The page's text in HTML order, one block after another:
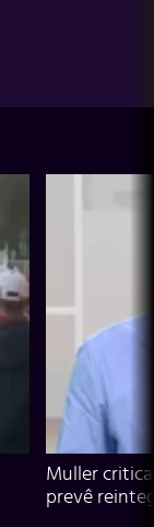
Muller
prevê